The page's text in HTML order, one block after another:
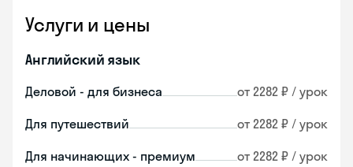
Услуги и цены
Английский язык
Деловой - для бизнеса от 2282 ₽ / урок
Для путешествий от 2282 ₽ / урок
Для начинающих - премиум от 2282 ₽ / урок